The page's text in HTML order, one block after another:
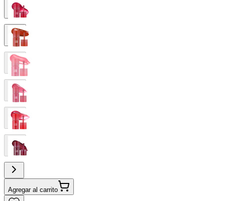
Agregar al carrito